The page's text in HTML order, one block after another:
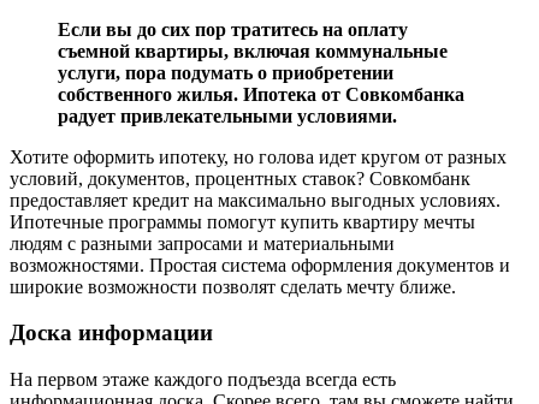
Если вы до сих пор тратитесь на оплату
съемной квартиры, включая коммунальные
услуги, пора подумать о приобретении
собственного жилья. Ипотека от Совкомбанка
радует привлекательными условиями.
Хотите оформить ипотеку, но голова идет кругом от разных
условий, документов, процентных ставок? Совкомбанк
предоставляет кредит на максимально выгодных условиях.
Ипотечные программы помогут купить квартиру мечты
людям с разными запросами и материальными
возможностями. Простая система оформления документов и
широкие возможности позволят сделать мечту ближе.
Доска информации
На первом этаже каждого подъезда всегда есть